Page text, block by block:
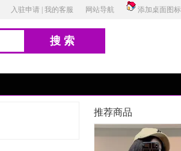
入驻申请 我的客服 网站导航 添加桌面图标
搜索
推荐商品